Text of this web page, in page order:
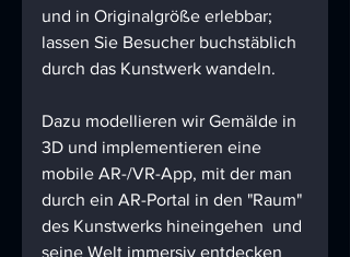
und in Originalgröße erlebbar;
lassen Sie Besucher buchstäblich
durch das Kunstwerk wandeln.
Dazu modellieren wir Gemälde in
3D und implementieren eine
mobile AR-/VR-App, mit der man
durch ein AR-Portal in den "Raum"
des Kunstwerks hineingehen  und
seine Welt immersiv entdecken